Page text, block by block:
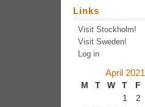
Links
Visit Stockholm!
Visit Sweden!
Log in
April 2021
M T W T F
1 2